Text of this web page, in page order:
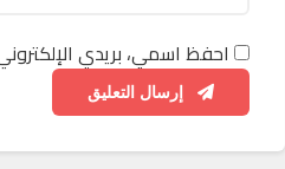
احفظ اسمي، بريدي